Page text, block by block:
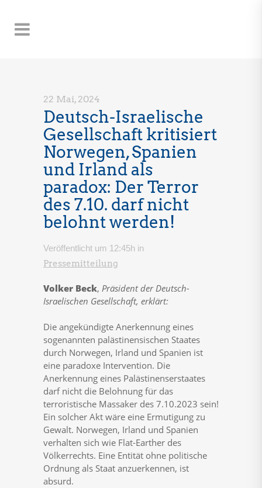
22 Mai, 2024
Deutsch-Israelische
Gesellschaft kritisiert
Norwegen, Spanien
und Irland als
paradox: Der Terror
des 7.10. darf nicht
belohnt werden!
Veröffentlicht um 12:45h in
Pressemitteilung
Volker Beck, Präsident der Deutsch-
Israelischen Gesellschaft, erklärt:
Die angekündigte Anerkennung eines
sogenannten palästinensischen Staates
durch Norwegen, Irland und Spanien ist
eine paradoxe Intervention. Die
Anerkennung eines Palästinenserstaates
darf nicht die Belohnung für das
terroristische Massaker des 7.10.2023 sein!
Ein solcher Akt wäre eine Ermutigung zu
Gewalt. Norwegen, Irland und Spanien
verhalten sich wie Flat-Earther des
Völkerrechts. Eine Entität ohne politische
Ordnung als Staat anzuerkennen, ist
absurd.